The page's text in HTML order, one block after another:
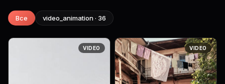
Все video_animation · 36
VIDEO VIDEO